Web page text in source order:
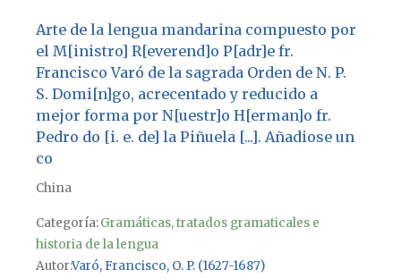
Arte de la lengua mandarina compuesto por
el M[inistro] R[everend]o P[adr]e fr.
Francisco Varó de la sagrada Orden de N. P.
S. Domi[n]go, acrecentado y reducido a
mejor forma por N[uestr]o H[erman]o fr.
Pedro do [i. e. de] la Piñuela [...]. Añadiose un
co
China
Categoría:Gramáticas, tratados gramaticales e
historia de la lengua
AutorVaró, Francisco, O. P. (1627-1687)